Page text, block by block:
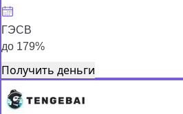
ГЭСВ
до 179%
Получить деньги